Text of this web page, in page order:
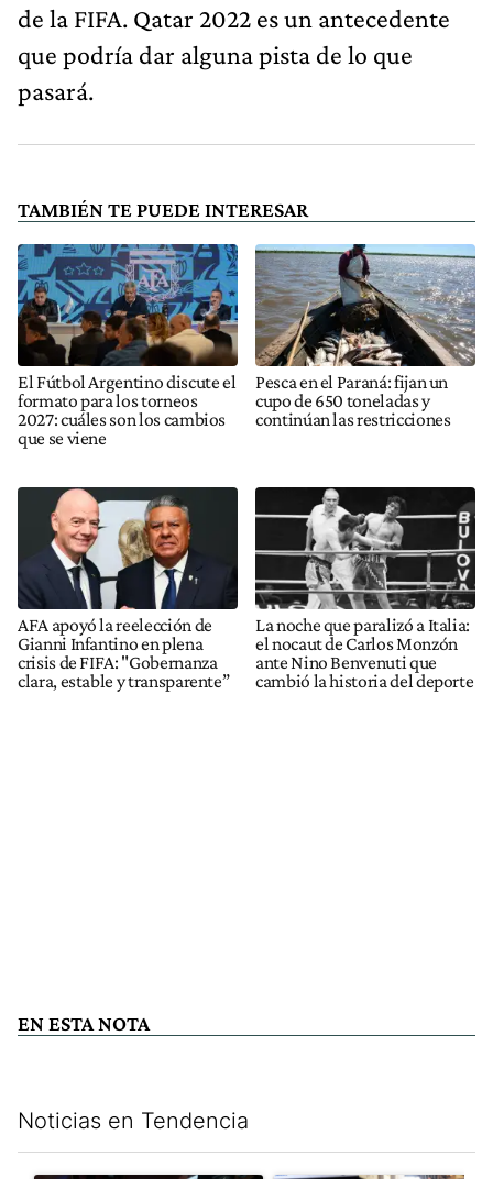
de la FIFA. Qatar 2022 es un antecedente
que podría dar alguna pista de lo que
pasará.
TAMBIÉN TE PUEDE INTERESAR
El Fútbol Argentino discute el
formato para los torneos
2027: cuáles son los cambios
que se viene
Pesca en el Paraná: fijan un
cupo de 650 toneladas y
continúan las restricciones
AFA apoyó la reelección de
Gianni Infantino en plena
crisis de FIFA: "Gobernanza
clara, estable y transparente”
La noche que paralizó a Italia:
el nocaut de Carlos Monzón
ante Nino Benvenuti que
cambió la historia del deporte
EN ESTA NOTA
Noticias en Tendencia